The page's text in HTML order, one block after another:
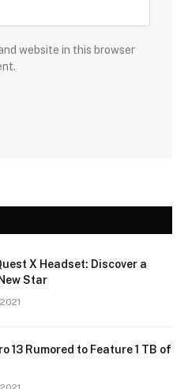
website in this browser
X Headset: Discover a
Star
13 Rumored to Feature 1 TB of